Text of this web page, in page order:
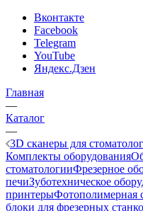
Вконтакте
Facebook
Telegram
YouTube
Яндекс.Дзен
Главная
—
Каталог
—
3D сканеры для
Комплекты оборудования
стоматологииФрезерное
печиЗуботехническое
принтерыФотополимерная
блоки для фрезерных